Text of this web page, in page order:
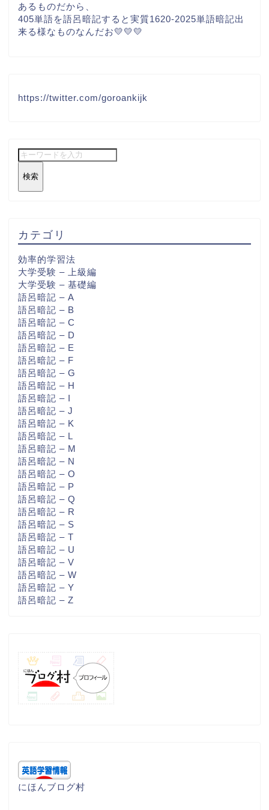
あるものだから、
405単語を語呂暗記すると実質1620-2025単語暗記出
来る様なものなんだお💛💛💛
https://twitter.com/goroankijk
検索
カテゴリ
効率的学習法
大学受験 – 上級編
大学受験 – 基礎編
語呂暗記 – A
語呂暗記 – B
語呂暗記 – C
語呂暗記 – D
語呂暗記 – E
語呂暗記 – F
語呂暗記 – G
語呂暗記 – H
語呂暗記 – I
語呂暗記 – J
語呂暗記 – K
語呂暗記 – L
語呂暗記 – M
語呂暗記 – N
語呂暗記 – O
語呂暗記 – P
語呂暗記 – Q
語呂暗記 – R
語呂暗記 – S
語呂暗記 – T
語呂暗記 – U
語呂暗記 – V
語呂暗記 – W
語呂暗記 – Y
語呂暗記 – Z
にほんブログ村